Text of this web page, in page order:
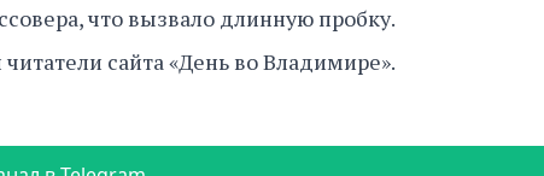
что вызвало длинную пробку.
сайта «День во Владимире».